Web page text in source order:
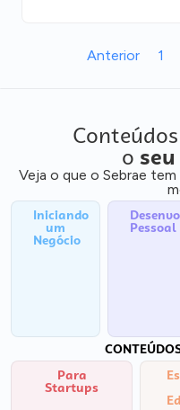
Anterior 1
o
Veja o que o Sebrae
Iniciando
um
Negócio
Pessoal
Para
Startups